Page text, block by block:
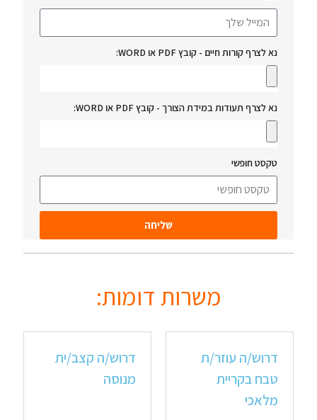
נא לצרף קורות חיים - קובץ PDF או WORD:
נא לצרף תעודות במידת הצורך - קובץ PDF או WORD:
טקסט חופשי
שליחה
משרות דומות:
דרוש/ה עוזר/ת
טבח בקריית
מלאכי
דרוש/ה קצב/ית
מנוסה